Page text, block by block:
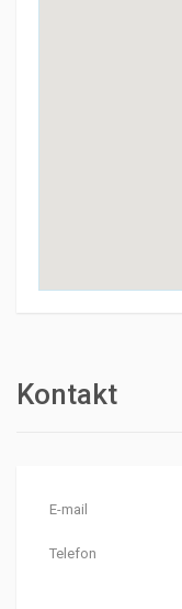
Kontakt
E-mail
Telefon